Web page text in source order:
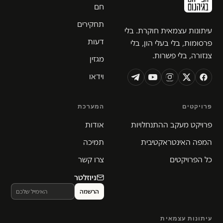
עיתונות עצמאית חוקרת. בלי
פרסומות, בלי בעלי הון, בלי
צנזורה, בלי פשרות.
חם
תחקירים
דעות
מגזין
וידאו
פרויקטים
פרויקט מעקב ההתנחלויות
המפה האינטראקטיבית
כל הפרויקטים
המערכת
אודות
תמיכה
צרו קשר
ניוזלטר
עיתונות עצמאית